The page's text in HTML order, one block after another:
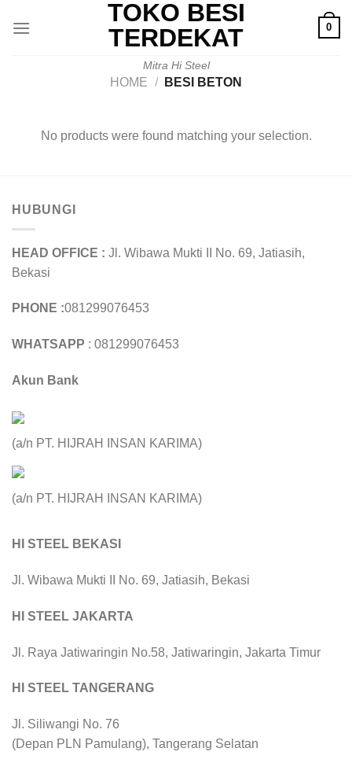
TOKO BESI
TERDEKAT
Mitra Hi Steel
0
HOME / BESI BETON
No products were found matching your selection.
HUBUNGI
HEAD OFFICE : Jl. Wibawa Mukti II No. 69, Jatiasih,
Bekasi
PHONE :081299076453
WHATSAPP : 081299076453
Akun Bank
(a/n PT. HIJRAH INSAN KARIMA)
(a/n PT. HIJRAH INSAN KARIMA)
HI STEEL BEKASI
Jl. Wibawa Mukti II No. 69, Jatiasih, Bekasi
HI STEEL JAKARTA
Jl. Raya Jatiwaringin No.58, Jatiwaringin, Jakarta Timur
HI STEEL TANGERANG
Jl. Siliwangi No. 76
(Depan PLN Pamulang), Tangerang Selatan